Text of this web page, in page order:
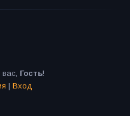
вас, Гость!
| Вход